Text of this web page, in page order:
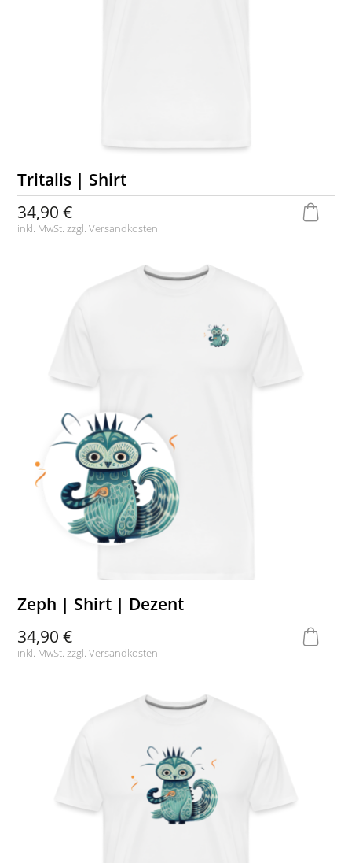
Tritalis | Shirt
34,90 €
inkl. MwSt. zzgl.Versandkosten
Zeph | Shirt | Dezent
34,90 €
inkl. MwSt. zzgl.Versandkosten